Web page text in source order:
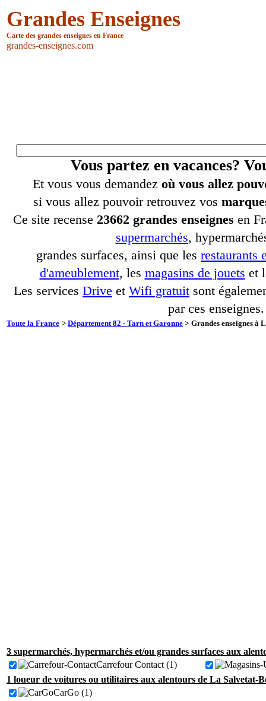
Grandes Enseignes
Carte des grandes enseignes en France
grandes-enseignes.com
Vous partez en vacances?
Et vous vous demandez où vous allez
si vous allez pouvoir retrouvez vos
Ce site recense 23662 grandes enseignes en
supermarchés,
grandes surfaces, ainsi que les restaurants
d'ameublement, les magasins de jouets et
Les services Drive et Wifi gratuit sont
par ces enseignes.
Toute la France > Département 82 - Tarn et Garonne > Grandes enseignes à
3 supermarchés, hypermarchés et/ou grandes surfaces aux
Carrefour Contact (1)
1 loueur de voitures ou utilitaires aux alentours de La Salvetat-
CarGo (1)